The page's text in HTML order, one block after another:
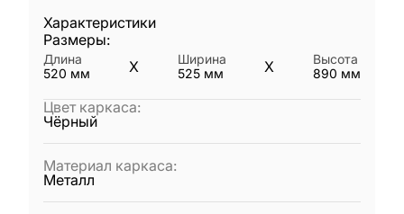
Характеристики
Размеры:
Длина
520 мм X
Ширина
525 мм X
Высота
890 мм
Цвет каркаса:
Чёрный
Материал каркаса:
Металл